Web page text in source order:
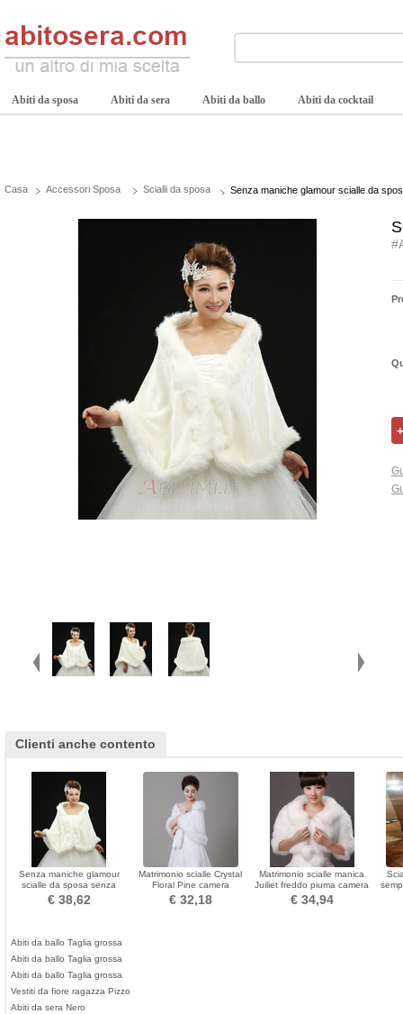
Abiti da sposa Abiti da sera Abiti da ballo Abiti da cocktail
Casa Accessori Sposa Scialli da sposa Senza maniche glamour scialle da
Clienti anche contento
Senza maniche glamour
scialle da sposa senza
maniche
€ 38,62
Matrimonio scialle Crystal
Floral Pine camera
romantica
€ 32,18
Matrimonio scialle manica
Juiliet freddo piuma camera
1/2 canale
€ 34,94
Abiti da ballo Taglia grossa
Abiti da ballo Taglia grossa
Abiti da ballo Taglia grossa
Vestiti da fiore ragazza Pizzo
Abiti da sera Nero